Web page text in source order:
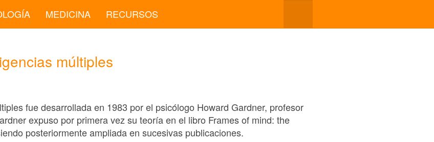
MEDICINA RECURSOS
múltiples
fue desarrollada en 1983 por el psicólogo Howard Gardner, profesor
expuso por primera vez su teoría en el libro Frames of mind: the
posteriormente ampliada en sucesivas publicaciones.